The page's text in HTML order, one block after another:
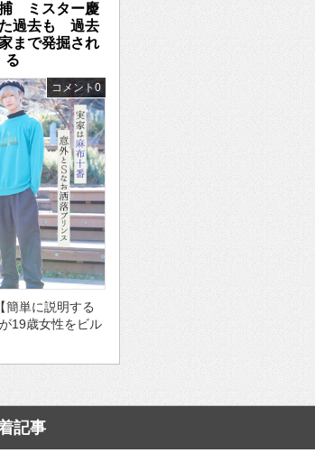
ミスター慶
過去も 過去
まで発掘され
る
コメント0
簡単に説明する
19歳女性をビル
記事